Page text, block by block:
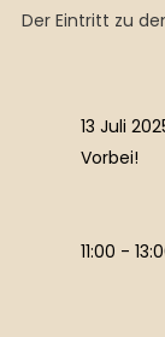
Der Eintritt zu
13 Juli
Vorbei!
11:00 -